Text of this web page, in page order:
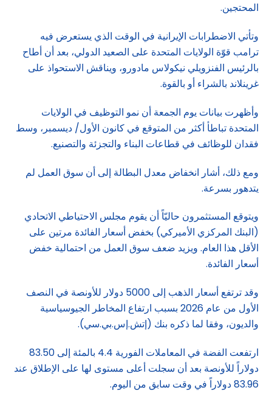
المحتجين.
وتأتي الاضطرابات الإيرانية في الوقت الذي يستعرض فيه
ترامب قوّة الولايات المتحدة على الصعيد الدولي، بعد أن أطاح
بالرئيس الفنزويلي نيكولاس مادورو، ويناقش الاستحواذ على
غرينلاند بالشراء أو بالقوة.
وأظهرت بيانات يوم الجمعة أن نمو التوظيف في الولايات
المتحدة تباطأ أكثر من المتوقع في كانون الأول/ ديسمبر، وسط
فقدان للوظائف في قطاعات البناء والتجزئة والتصنيع.
ومع ذلك، أشار انخفاض معدل البطالة إلى أن سوق العمل لم
يتدهور بسرعة.
ويتوقع المستثمرون حاليّاً أن يقوم مجلس الاحتياطي الاتحادي
(البنك المركزي الأميركي) بخفض أسعار الفائدة مرتين على
الأقل هذا العام. ويزيد ضعف سوق العمل من احتمالية خفض
أسعار الفائدة.
وقد ترتفع أسعار الذهب إلى 5000 دولار للأونصة في النصف
الأول من عام 2026 بسبب ارتفاع المخاطر الجيوسياسية
والديون، وفقا لما ذكره بنك (إتش.إس.بي.سي).
ارتفعت الفضة في المعاملات الفورية 4.4 بالمئة إلى 83.50
دولاراً للأونصة بعد أن سجلت أعلى مستوى لها على الإطلاق عند
83.96 دولاراً في وقت سابق من اليوم.